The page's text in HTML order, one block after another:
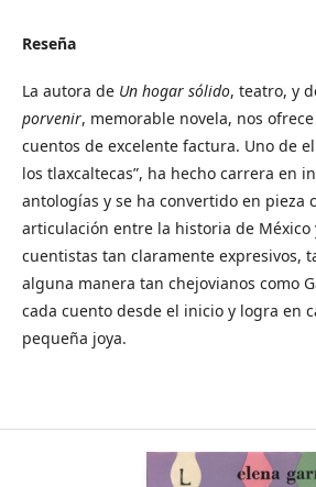
Reseña
La autora de Un hogar sólido, teatro, y
porvenir, memorable novela, nos
cuentos de excelente factura. Uno de
los tlaxcaltecas”, ha hecho carrera en
antologías y se ha convertido en pieza
articulación entre la historia de México
cuentistas tan claramente expresivos,
alguna manera tan chejovianos como
cada cuento desde el inicio y logra en
pequeña joya.